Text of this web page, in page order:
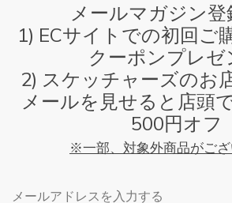
メールマガジン登
1) ECサイトでの初回ご
クーポンプレゼ
2) スケッチャーズのお
メールを見せると店頭
500円オフ
※一部、対象外商品がござ
メールアドレス